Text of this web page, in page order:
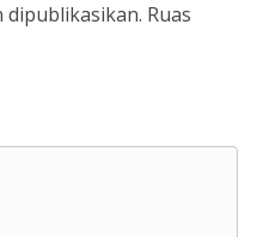
dipublikasikan. Ruas